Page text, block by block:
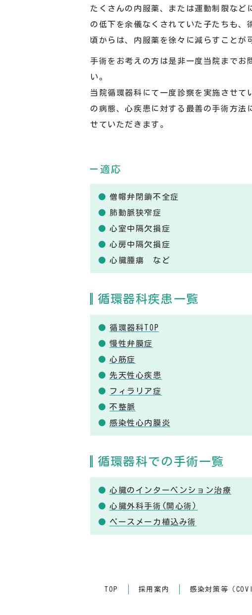
たくさんの内服薬、または運動制限など
の低下を余儀なくされていた子たちも、
頃からは、内服薬を徐々に減らすことが
手術をお考えの方は是非一度当院までお
い。
当院循環器科にて一度診察を実施させて
の病態、心疾患に対する最善の手術方法
せていただきます。
適応
僧帽弁閉鎖不全症
肺動脈狭窄症
心室中隔欠損症
心房中隔欠損症
心臓腫瘍 など
循環器科疾患一覧
循環器科TOP
慢性弁膜症
心筋症
先天性心疾患
フィラリア症
不整脈
感染性心内膜炎
循環器科での手術一覧
心臓のインターベンション治療
心臓外科手術(開心術)
ペースメーカ植込み術
TOP 採用案内 感染対策等（